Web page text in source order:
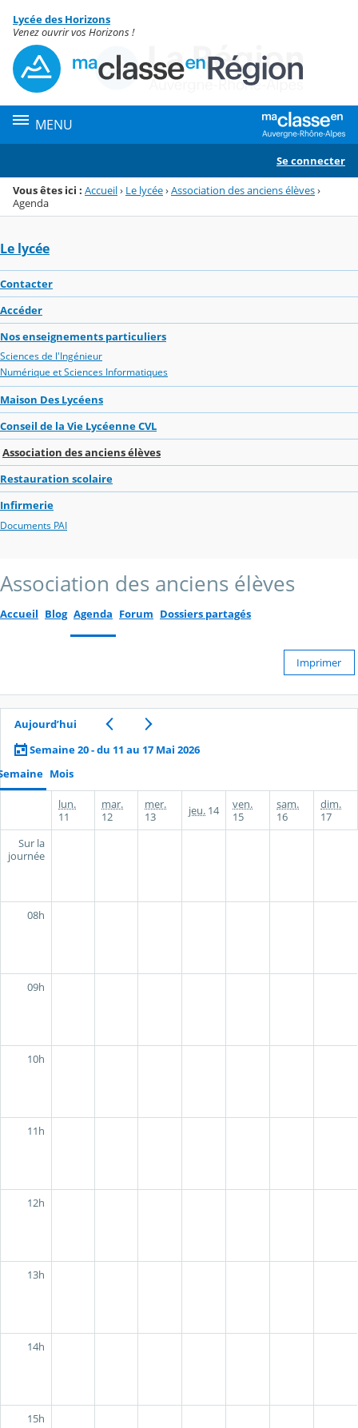
Menu de la rubrique
Contenu
Lycée des Horizons
Venez ouvrir vos Horizons !
MENU
Se connecter
Vous êtes ici : Accueil› Le lycée›Association des anciens élèves›
Agenda
Le lycée
Contacter
Accéder
Nos enseignements particuliers
Sciences de l'Ingénieur
Numérique et Sciences Informatiques
Maison Des Lycéens
Conseil de la Vie Lycéenne CVL
Association des anciens élèves
Restauration scolaire
Infirmerie
Documents PAI
Association des anciens élèves
Accueil Blog Agenda Forum Dossiers partagés
Imprimer
Aujourd’hui
Semaine 20 - du 11 au 17 Mai 2026
Mois
lun.
11
mar.
12
mer.
13
jeu. 14
ven.
15
sam.
16
dim.
17
Sur la
journée
08h
09h
10h
11h
12h
13h
14h
15h